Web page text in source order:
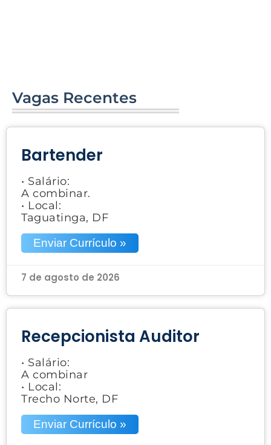
Vagas Recentes
Bartender
• Salário:
A combinar.
• Local:
Taguatinga, DF
Enviar Currículo »
7 de agosto de 2026
Recepcionista Auditor
• Salário:
A combinar
• Local:
Trecho Norte, DF
Enviar Currículo »